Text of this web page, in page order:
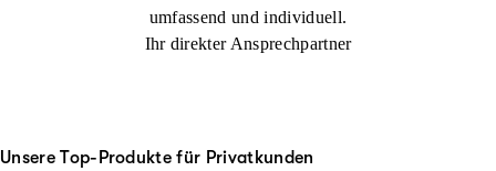
umfassend und individuell.
Ihr direkter Ansprechpartner
Unsere Top-Produkte für Privatkunden